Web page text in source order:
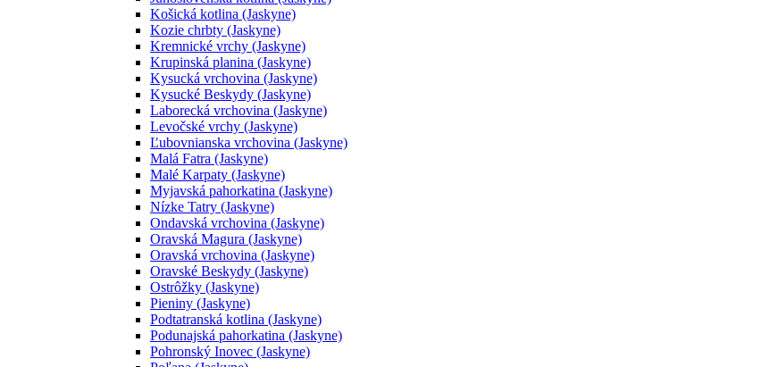
Košická kotlina (Jaskyne)
Kozie chrbty (Jaskyne)
Kremnické vrchy (Jaskyne)
Krupinská planina (Jaskyne)
Kysucká vrchovina (Jaskyne)
Kysucké Beskydy (Jaskyne)
Laborecká vrchovina (Jaskyne)
Levočské vrchy (Jaskyne)
Ľubovnianska vrchovina (Jaskyne)
Malá Fatra (Jaskyne)
Malé Karpaty (Jaskyne)
Myjavská pahorkatina (Jaskyne)
Nízke Tatry (Jaskyne)
Ondavská vrchovina (Jaskyne)
Oravská Magura (Jaskyne)
Oravská vrchovina (Jaskyne)
Oravské Beskydy (Jaskyne)
Ostrôžky (Jaskyne)
Pieniny (Jaskyne)
Podtatranská kotlina (Jaskyne)
Podunajská pahorkatina (Jaskyne)
Pohronský Inovec (Jaskyne)